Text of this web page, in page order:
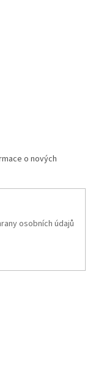
o nových
osobních údajů